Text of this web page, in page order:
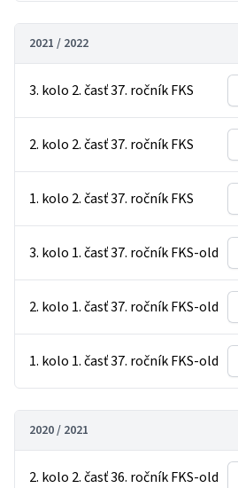
2021 / 2022
3. kolo 2. časť 37. ročník FKS
2. kolo 2. časť 37. ročník FKS
1. kolo 2. časť 37. ročník FKS
3. kolo 1. časť 37. ročník FKS-old
2. kolo 1. časť 37. ročník FKS-old
1. kolo 1. časť 37. ročník FKS-old
2020 / 2021
2. kolo 2. časť 36. ročník FKS-old